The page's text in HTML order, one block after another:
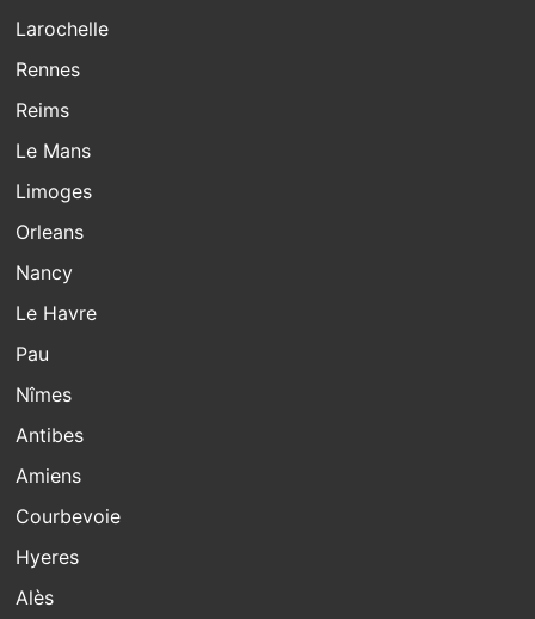
Larochelle
Rennes
Reims
Le Mans
Limoges
Orleans
Nancy
Le Havre
Pau
Nîmes
Antibes
Amiens
Courbevoie
Hyeres
Alès